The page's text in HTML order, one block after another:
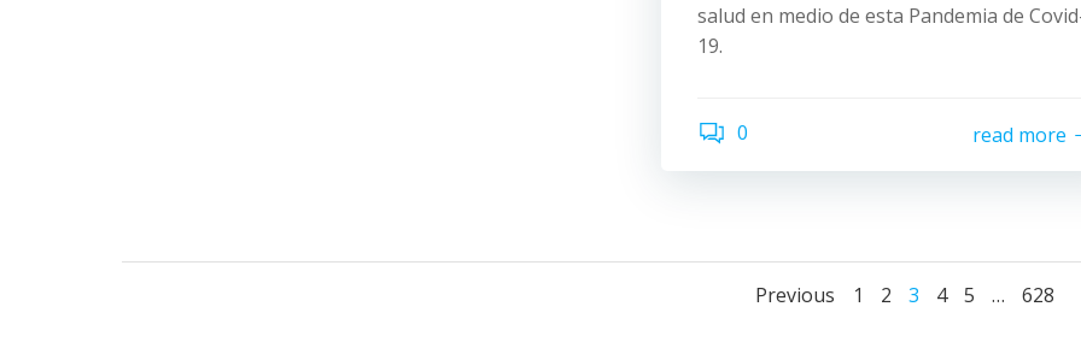
salud en medio de esta Pandemia de
19.
0 read more
Posts
Previous
Posts
Page
1 Page
2 Page
3 Page
4 Page
5 … Page
628